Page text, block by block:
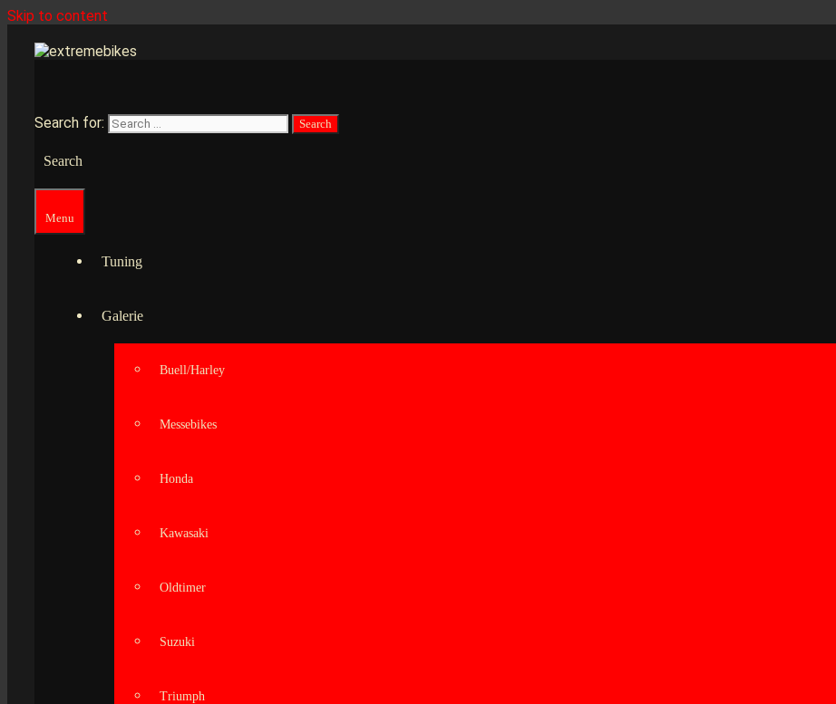
Skip to content
Search for:
Search
Menu
Tuning
Galerie
Buell/Harley
Messebikes
Honda
Kawasaki
Oldtimer
Suzuki
Triumph